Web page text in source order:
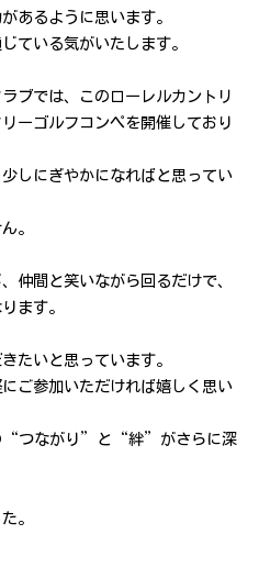
あるように思います。
ている気がいたします。
ブでは、このローレルカントリ
ーゴルフコンペを開催しており
しにぎやかになればと思ってい
。
仲間と笑いながら回るだけで、
ます。
たいと思っています。
ご参加いただければ嬉しく思い
“つながり”と“絆”がさらに深
。